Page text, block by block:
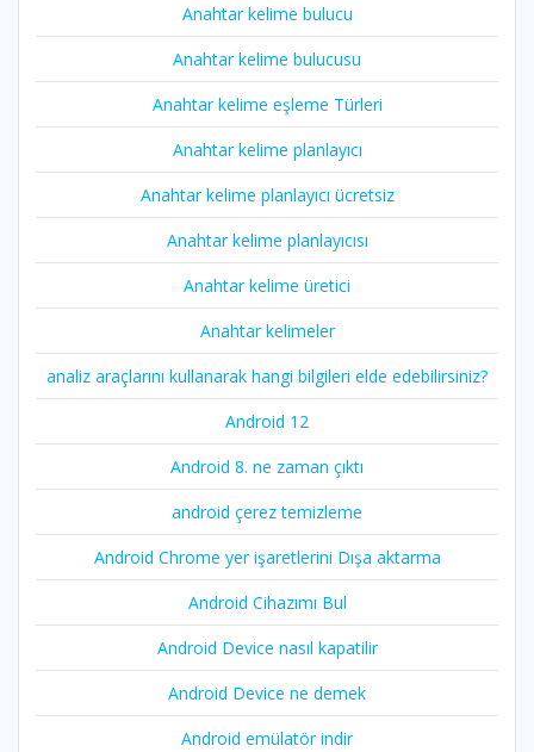
Anahtar kelime bulucu
Anahtar kelime bulucusu
Anahtar kelime eşleme Türleri
Anahtar kelime planlayıcı
Anahtar kelime planlayıcı ücretsiz
Anahtar kelime planlayıcısı
Anahtar kelime üretici
Anahtar kelimeler
analiz araçlarını kullanarak hangi bilgileri elde edebilirsiniz?
Android 12
Android 8. ne zaman çıktı
android çerez temizleme
Android Chrome yer işaretlerini Dışa aktarma
Android Cihazımı Bul
Android Device nasıl kapatilir
Android Device ne demek
Android emülatör indir